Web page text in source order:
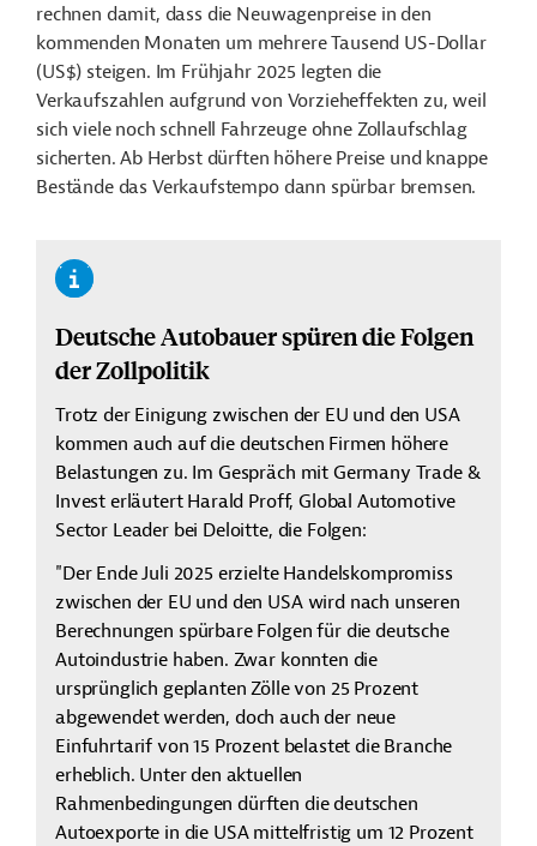
rechnen damit, dass die Neuwagenpreise in den
kommenden Monaten um mehrere Tausend US-Dollar
(US$) steigen. Im Frühjahr 2025 legten die
Verkaufszahlen aufgrund von Vorzieheffekten zu, weil
sich viele noch schnell Fahrzeuge ohne Zollaufschlag
sicherten. Ab Herbst dürften höhere Preise und knappe
Bestände das Verkaufstempo dann spürbar bremsen.
Deutsche Autobauer spüren die Folgen
der Zollpolitik
Trotz der Einigung zwischen der EU und den USA
kommen auch auf die deutschen Firmen höhere
Belastungen zu. Im Gespräch mit Germany Trade &
Invest erläutert Harald Proff, Global Automotive
Sector Leader bei Deloitte, die Folgen:
"Der Ende Juli 2025 erzielte Handelskompromiss
zwischen der EU und den USA wird nach unseren
Berechnungen spürbare Folgen für die deutsche
Autoindustrie haben. Zwar konnten die
ursprünglich geplanten Zölle von 25 Prozent
abgewendet werden, doch auch der neue
Einfuhrtarif von 15 Prozent belastet die Branche
erheblich. Unter den aktuellen
Rahmenbedingungen dürften die deutschen
Autoexporte in die USA mittelfristig um 12 Prozent